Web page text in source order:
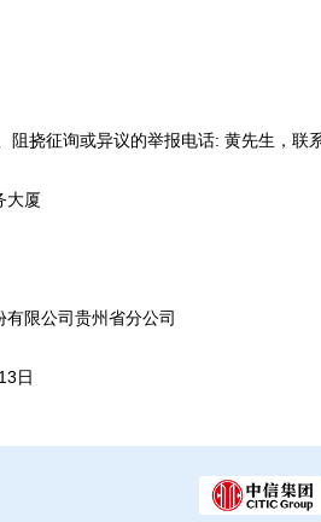
征询或异议的举报电话: 黄先生，联
大厦
贵州省分公司